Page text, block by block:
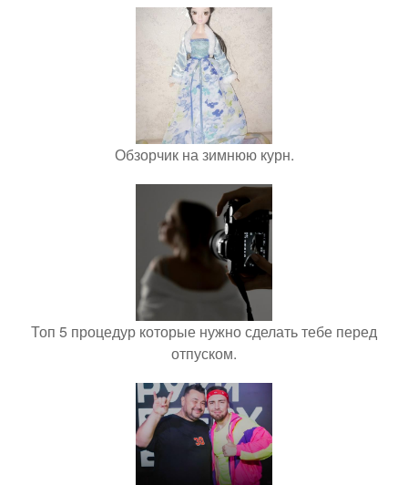
Обзорчик на зимнюю курн.
Топ 5 процедур которые нужно сделать тебе перед
отпуском.